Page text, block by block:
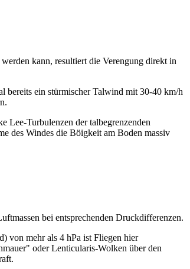
kann, resultiert die Verengung direkt in
bereits ein stürmischer Talwind mit 30-40 km/h
Lee-Turbulenzen der talbegrenzenden
des Windes die Böigkeit am Boden massiv
bei entsprechenden Druckdifferenzen.
von mehr als 4 hPa ist Fliegen hier
oder Lenticularis-Wolken über den